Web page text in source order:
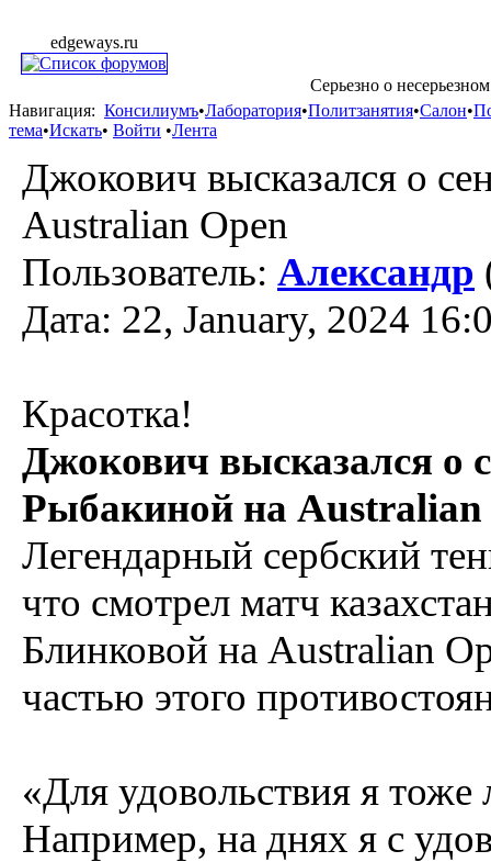
edgeways.ru
Серьезно о
Навигация: Консилиумъ•Лаборатория•Политзанятия•Салон•
тема•Искать• Войти •Лента
Джокович высказался о
Australian Open
Пользователь: Александр
Дата: 22, January, 2024
Красотка!
Джокович высказался о
Рыбакиной на Australian
Легендарный сербский
что смотрел матч
Блинковой на Australian
частью этого
«Для удовольствия я
Например, на днях я с